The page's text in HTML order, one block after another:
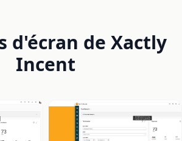
d'écran de Xactly
Incent